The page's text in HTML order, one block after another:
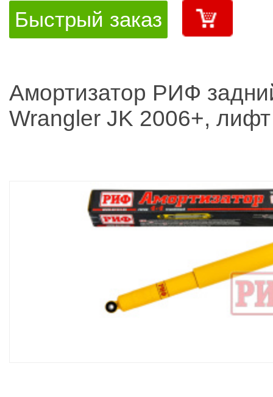
Быстрый заказ
Амортизатор РИФ
Wrangler JK 2006+,